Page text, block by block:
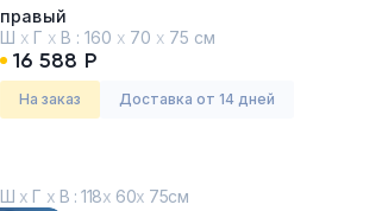
правый
Белый премиум
Ш х Г х В : 160 х 70 х 75 см
16 588 Р
На заказ Доставка от 14 дней
Ш х Г х В : 118х 60х 75см